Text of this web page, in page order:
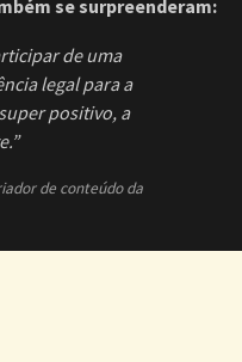
se surpreenderam:
de uma
legal para a
positivo, a
de conteúdo da